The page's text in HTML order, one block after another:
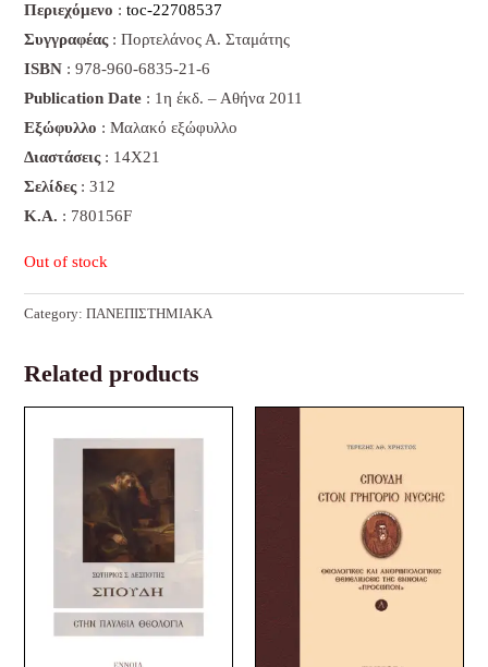
Περιεχόμενο :toc-22708537
Συγγραφέας: Πορτελάνος Α. Σταμάτης
ISBN : 978-960-6835-21-6
Publication Date : 1η έκδ. – Αθήνα 2011
Εξώφυλλο : Μαλακό εξώφυλλο
Διαστάσεις: 14Χ21
Σελίδες: 312
K.A. : 780156F
Out of stock
Category:ΠΑΝΕΠΙΣΤΗΜΙΑΚΑ
Related products
was:
is:
29,00 €.
is: